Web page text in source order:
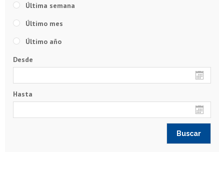
Última semana
Último mes
Último año
Desde
Hasta